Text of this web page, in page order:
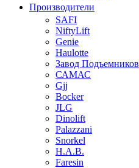
Производители
SAFI
NiftyLift
Genie
Haulotte
Завод Подъемников
САМАС
Gjj
Bocker
JLG
Dinolift
Palazzani
Snorkel
H.A.B.
Faresin